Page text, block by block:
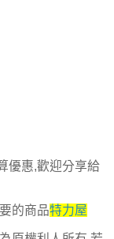
優惠,歡迎分享給
的商品特力屋